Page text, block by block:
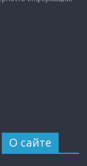
О сайте